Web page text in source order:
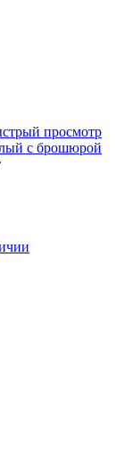
просмотр
с брошюрой